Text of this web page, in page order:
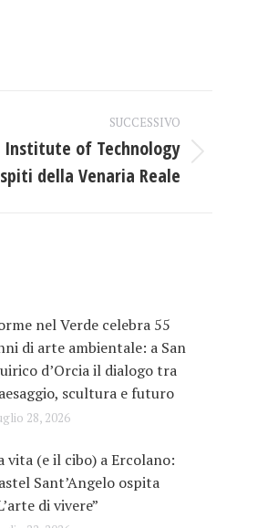
SUCCESSIVO
Institute of Technology
della Venaria Reale
nel Verde celebra 55
di arte ambientale: a San
d’Orcia il dialogo tra
scultura e futuro
28, 2026
vita (e il cibo) a Ercolano:
Sant’Angelo ospita
di vivere”